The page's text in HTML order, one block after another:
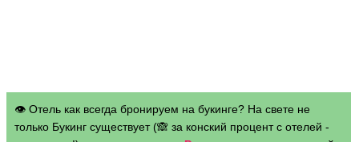
👁 Отель как всегда бронируем на букинге? На свете не
только Букинг существует (🙈 за конский процент с отелей -